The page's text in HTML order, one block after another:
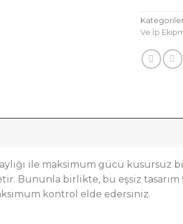
Ve İp
ile maksimum gücü
Bununla birlikte, bu eşsiz
kontrol elde edersiniz.